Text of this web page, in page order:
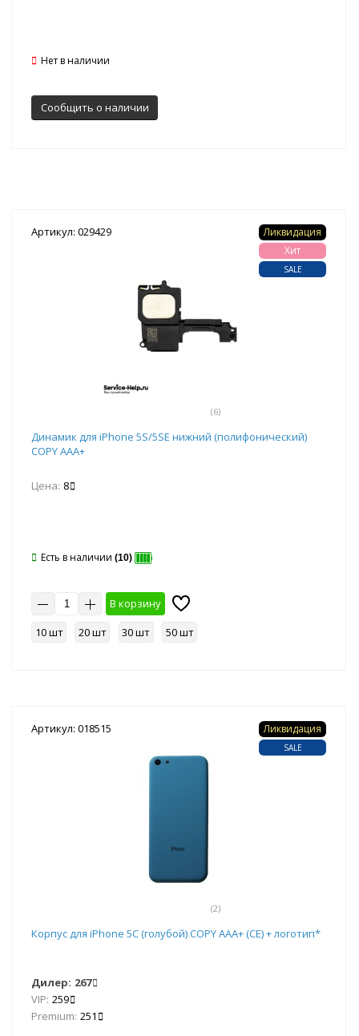
Нет в наличии
Сообщить о наличии
Артикул: 029429
(6)
Ликвидация
Хит
SALE
Динамик для iPhone 5S/5SE нижний (полифонический)
COPY AAA+
Цена: 8
Есть в наличии (10)
В корзину
10 шт
20 шт 30 шт 50 шт
Артикул: 018515
(2)
Ликвидация
SALE
Корпус для iPhone 5C (голубой) COPY AAA+ (CE) + логотип*
Дилер: 267
VIP: 259
Premium: 251